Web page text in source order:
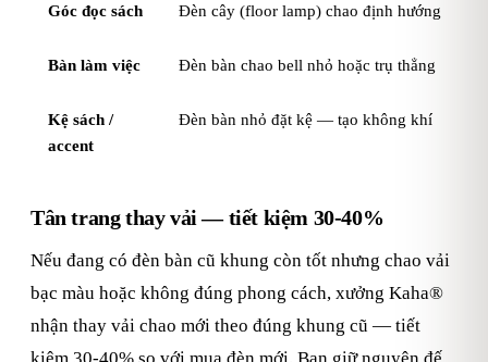
Góc đọc sách Đèn cây (floor lamp) chao định hướng
Bàn làm việc Đèn bàn chao bell nhỏ hoặc trụ thẳng
Kệ sách /
accent
Đèn bàn nhỏ đặt kệ — tạo không khí
Tân trang thay vải — tiết kiệm 30-40%
Nếu đang có đèn bàn cũ khung còn tốt nhưng chao vải
bạc màu hoặc không đúng phong cách, xưởng Kaha®
nhận thay vải chao mới theo đúng khung cũ — tiết